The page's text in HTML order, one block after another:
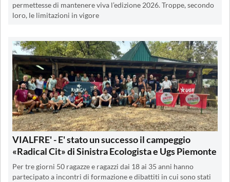
permettesse di mantenere viva l’edizione 2026. Troppe, secondo
loro, le limitazioni in vigore
VIALFRE' - E' stato un successo il campeggio
«Radical Cit» di Sinistra Ecologista e Ugs Piemonte
Per tre giorni 50 ragazze e ragazzi dai 18 ai 35 anni hanno
partecipato a incontri di formazione e dibattiti in cui sono stati